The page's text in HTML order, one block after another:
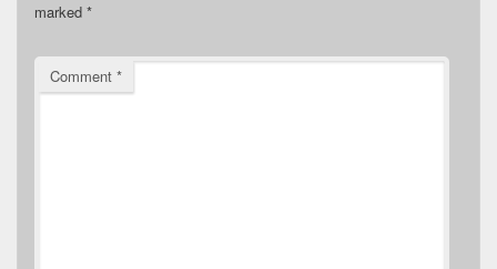
marked *
Comment *